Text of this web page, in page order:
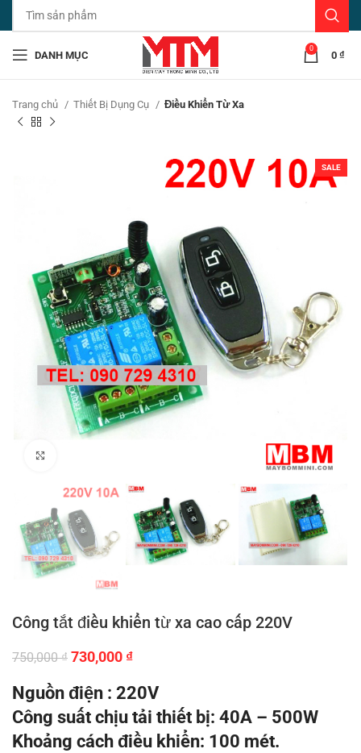
DANH MỤC
0
0 ₫
Trang chủ Thiết Bị Dụng Cụ Điều Khiển Từ Xa
SALE
Công tắt điều khiển từ xa cao cấp 220V
750,000₫ Giá
là:
750,000 ₫.
730,000 ₫Giá
tại
là:
730,000 ₫.
Nguồn điện : 220V
Công suất chịu tải thiết bị: 40A – 500W
Khoảng cách điều khiển: 100 mét.